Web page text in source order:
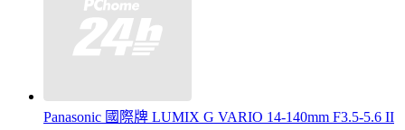
Panasonic 國際牌 LUMIX G VARIO 14-140mm F3.5-5.6 II